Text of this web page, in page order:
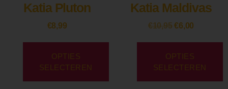
Katia Pluton
€8,99
OPTIES
SELECTEREN
Katia Maldivas
€10,95 €6,00
OPTIES
SELECTEREN